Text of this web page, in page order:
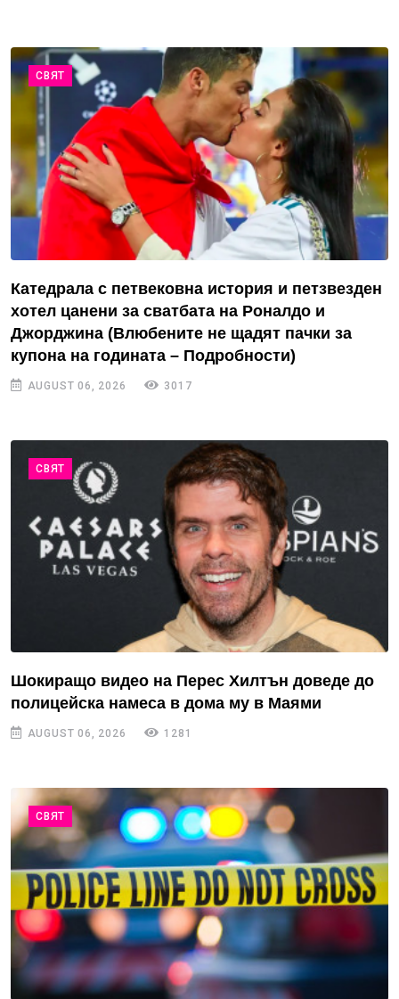
СВЯТ
Катедрала с петвековна история и петзвезден
хотел цанени за сватбата на Роналдо и
Джорджина (Влюбените не щадят пачки за
купона на годината – Подробности)
AUGUST 06, 2026 3017
СВЯТ
Шокиращо видео на Перес Хилтън доведе до
полицейска намеса в дома му в Маями
AUGUST 06, 2026 1281
СВЯТ